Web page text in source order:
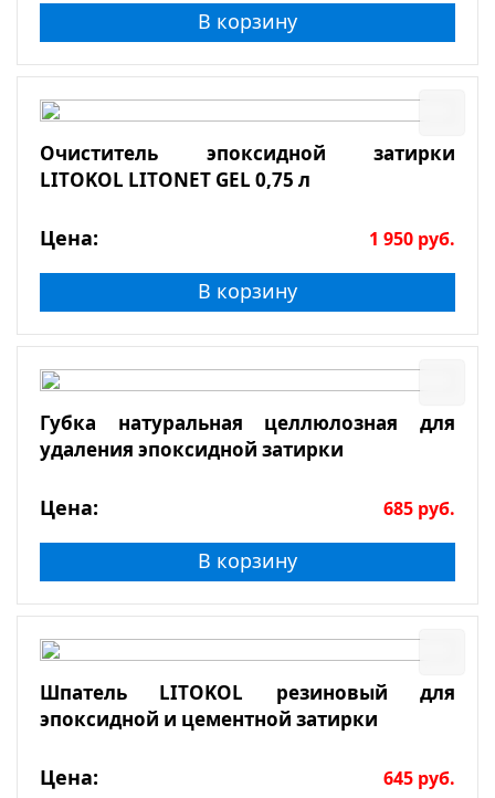
В корзину
Очиститель эпоксидной затирки
LITOKOL LITONET GEL 0,75 л
Цена: 1 950 руб.
В корзину
Губка натуральная целлюлозная для
удаления эпоксидной затирки
Цена: 685 руб.
В корзину
Шпатель LITOKOL резиновый для
эпоксидной и цементной затирки
Цена: 645 руб.